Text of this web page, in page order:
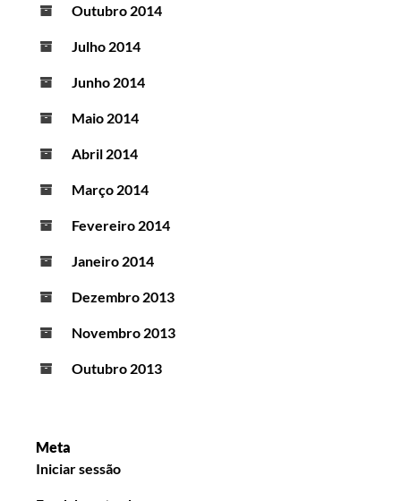
Outubro 2014
Julho 2014
Junho 2014
Maio 2014
Abril 2014
Março 2014
Fevereiro 2014
Janeiro 2014
Dezembro 2013
Novembro 2013
Outubro 2013
Meta
Iniciar sessão